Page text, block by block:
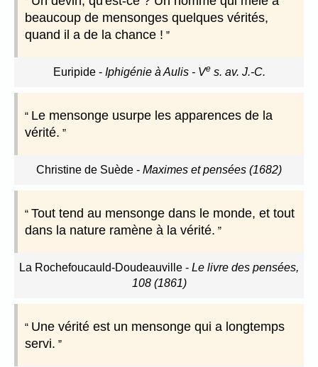
beaucoup de mensonges quelques vérités,
quand il a de la chance !
Euripide- Iphigénie à Aulis - Ves. av. J.-C.
Le mensonge usurpe les apparences de la
vérité.
Christine de Suède - Maximes et pensées (1682)
Tout tend au mensonge dans le monde, et tout
dans la nature ramène à la vérité.
La Rochefoucauld-Doudeauville - Le livre des pensées,
108 (1861)
Une vérité est un mensonge qui a longtemps
servi.